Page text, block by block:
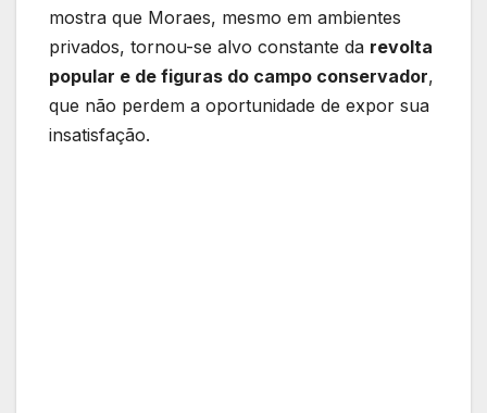
mostra que Moraes, mesmo em ambientes
privados, tornou-se alvo constante da revolta
popular e de figuras do campo conservador,
que não perdem a oportunidade de expor sua
insatisfação.